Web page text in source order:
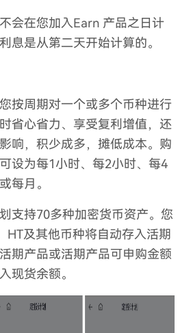
会在您加入Earn 产品之日计
息是从第二天开始计算的。
按周期对一个或多个币种进行
省心省力、享受复利增值，还
响，积少成多，摊低成本。购
设为每1小时、每2小时、每4
每月。
支持70多种加密货币资产。您
HT及其他币种将自动存入活期
期产品或活期产品可申购金额
现货余额。